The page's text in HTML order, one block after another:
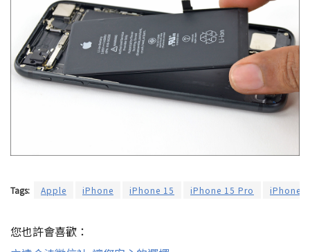
Tags: Apple iPhone iPhone 15 iPhone 15 Pro iPhone
您也許會喜歡：